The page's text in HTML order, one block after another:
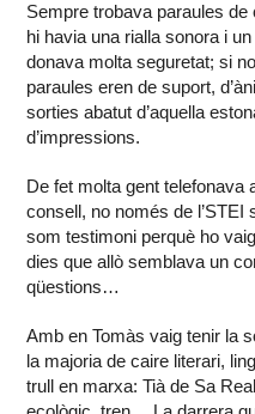
Sempre trobava paraules
hi havia una rialla sonora i
donava molta seguretat; si
paraules eren de suport,
sorties abatut d’aquella
d’impressions.
De fet molta gent telefonava
consell, no només de
som testimoni perquè ho
dies que allò semblava un
qüestions…
Amb en Tomàs vaig tenir la
la majoria de caire literari,
trull en marxa: Tià de Sa